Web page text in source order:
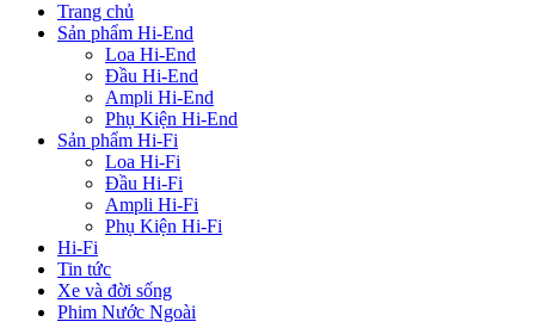
Trang chủ
Sản phẩm Hi-End
Loa Hi-End
Đầu Hi-End
Ampli Hi-End
Phụ Kiện Hi-End
Sản phẩm Hi-Fi
Loa Hi-Fi
Đầu Hi-Fi
Ampli Hi-Fi
Phụ Kiện Hi-Fi
Hi-Fi
Tin tức
Xe và đời sống
Phim Nước Ngoài